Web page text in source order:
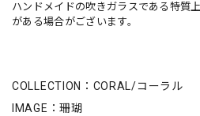
ハンドメイドの吹きガラスである特質
がある場合がございます。
COLLECTION：CORAL/コーラル
IMAGE：珊瑚